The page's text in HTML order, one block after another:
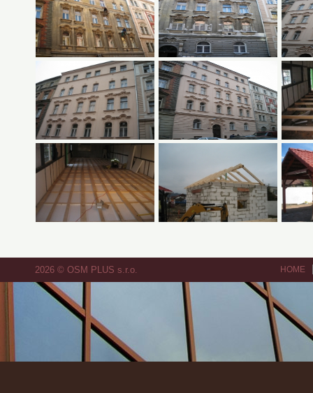
2026 © OSM PLUS s.r.o. HOME